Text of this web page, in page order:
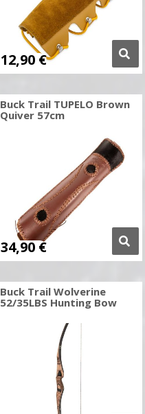
12,90 €
Buck Trail TUPELO Brown
Quiver 57cm
34,90 €
Buck Trail Wolverine
52/35LBS Hunting Bow